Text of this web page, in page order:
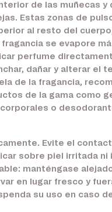
de las muñecas y
Estas zonas de
al resto del
fragancia se evapore
perfume
dañar y alterar el
de la fragancia,
de la gama como
o
Evite el
sobre piel irritada ni
manténgase
en lugar fresco y
su uso en caso